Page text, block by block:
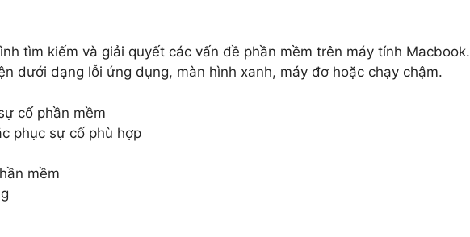
tìm kiếm và giải quyết các vấn đề phần mềm trên máy tính Macbook.
dưới dạng lỗi ứng dụng, màn hình xanh, máy đơ hoặc chạy chậm.
cố phần mềm
phục sự cố phù hợp
mềm